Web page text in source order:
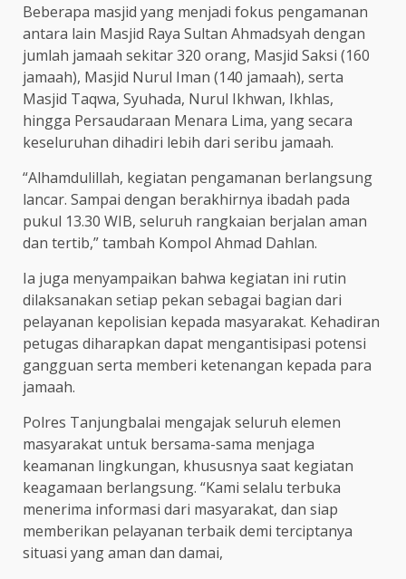
Beberapa masjid yang menjadi fokus pengamanan
antara lain Masjid Raya Sultan Ahmadsyah dengan
jumlah jamaah sekitar 320 orang, Masjid Saksi (160
jamaah), Masjid Nurul Iman (140 jamaah), serta
Masjid Taqwa, Syuhada, Nurul Ikhwan, Ikhlas,
hingga Persaudaraan Menara Lima, yang secara
keseluruhan dihadiri lebih dari seribu jamaah.
“Alhamdulillah, kegiatan pengamanan berlangsung
lancar. Sampai dengan berakhirnya ibadah pada
pukul 13.30 WIB, seluruh rangkaian berjalan aman
dan tertib,” tambah Kompol Ahmad Dahlan.
Ia juga menyampaikan bahwa kegiatan ini rutin
dilaksanakan setiap pekan sebagai bagian dari
pelayanan kepolisian kepada masyarakat. Kehadiran
petugas diharapkan dapat mengantisipasi potensi
gangguan serta memberi ketenangan kepada para
jamaah.
Polres Tanjungbalai mengajak seluruh elemen
masyarakat untuk bersama-sama menjaga
keamanan lingkungan, khususnya saat kegiatan
keagamaan berlangsung. “Kami selalu terbuka
menerima informasi dari masyarakat, dan siap
memberikan pelayanan terbaik demi terciptanya
situasi yang aman dan damai,